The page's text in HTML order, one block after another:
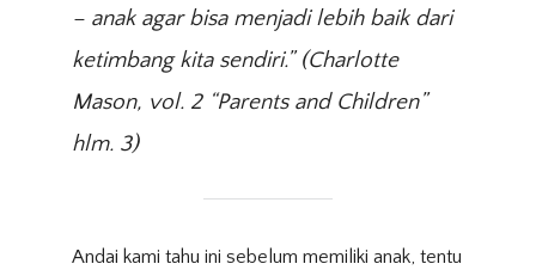
– anak agar bisa menjadi lebih baik dari
ketimbang kita sendiri.”(Charlotte
Mason, vol. 2 “Parents and Children”
hlm. 3)
Andai kami tahu ini sebelum memiliki anak, tentu